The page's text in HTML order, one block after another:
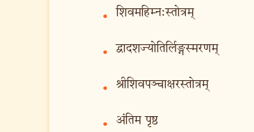
• शिवमहिम्न:स्तोत्रम्
• द्वादशज्योतिर्लिङ्गस्मरणम्
• श्रीशिवपञ्चाक्षरस्तोत्रम्
• अंतिम पृष्ठ